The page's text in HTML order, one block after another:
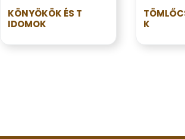
KÖNYÖKÖK ÉS T
IDOMOK
K